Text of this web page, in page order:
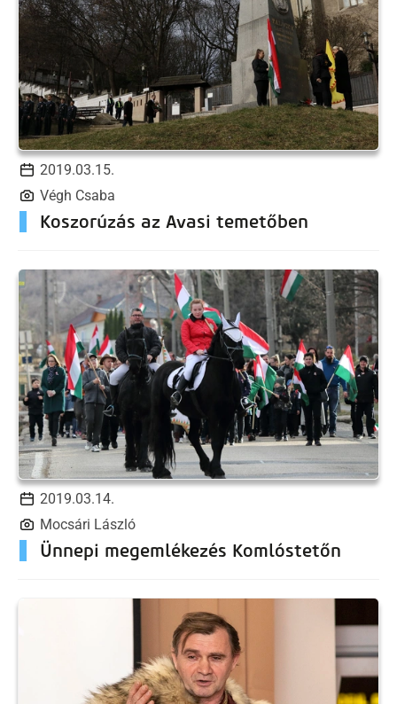
2019.03.15.
Végh Csaba
Koszorúzás az Avasi temetőben
2019.03.14.
Mocsári László
Ünnepi megemlékezés Komlóstetőn